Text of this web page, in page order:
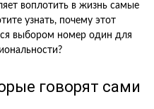
воплотить в жизнь самые
узнать, почему этот
выбором номер один для
говорят сами